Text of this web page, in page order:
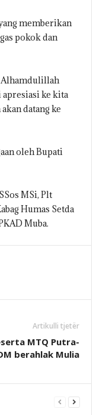
memberikan
pokok dan
Alhamdulillah
apresiasi ke kita
datang ke
oleh Bupati
MSi, Plt
Humas Setda
Muba.
Artikulli tjetër
MTQ Putra-
berahlak Mulia